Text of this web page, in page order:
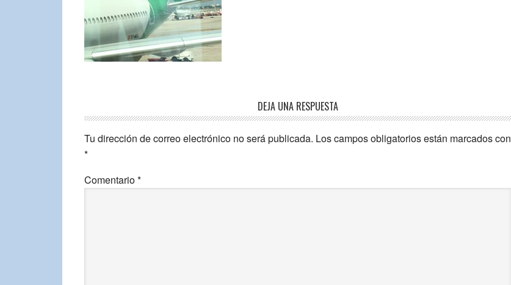
DEJA UNA RESPUESTA
Tu dirección de correo electrónico no será publicada. Los campos obligatorios están marcados con
*
Comentario*